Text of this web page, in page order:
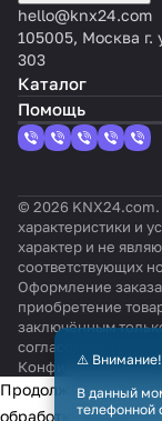
hello@knx24.com
105005, Москва г.
303
Каталог
Помощь
© 2026 KNX24.com.
характеристики и
характер и не
соответствующих
Оформление заказа
приобретение
заключённым
согласования всех
⚠️
В данный
телефонной
Продолжая
обработку файлов